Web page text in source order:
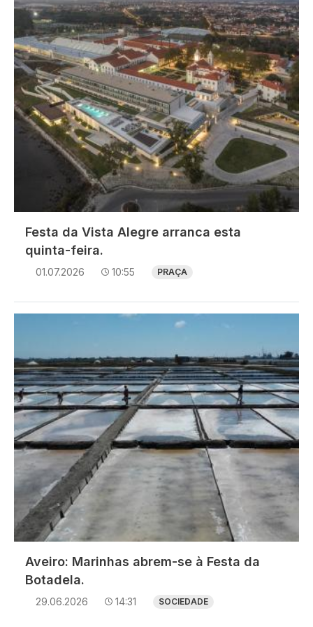
Festa da Vista Alegre arranca esta
quinta-feira.
01.07.2026 10:55 PRAÇA
Aveiro: Marinhas abrem-se à Festa da
Botadela.
29.06.2026 14:31 SOCIEDADE